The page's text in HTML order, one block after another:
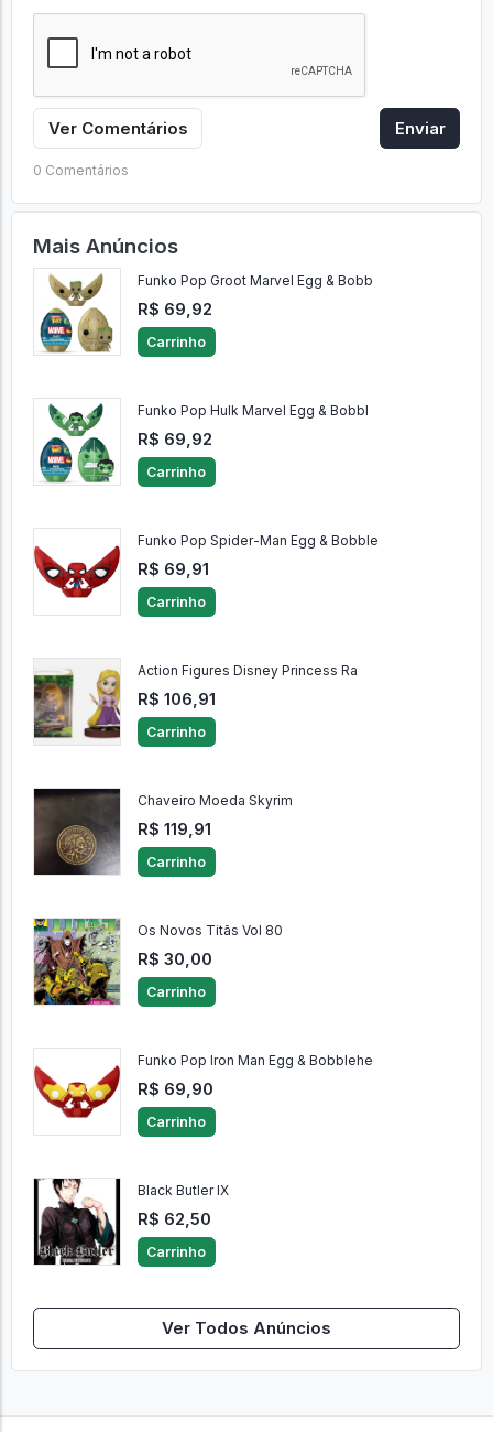
Ver Comentários Enviar
0 Comentários
Mais Anúncios
Funko Pop Groot Marvel Egg & Bobb
R$ 69,92
Carrinho
Funko Pop Hulk Marvel Egg & Bobbl
R$ 69,92
Carrinho
Funko Pop Spider-Man Egg & Bobble
R$ 69,91
Carrinho
Action Figures Disney Princess Ra
R$ 106,91
Carrinho
Chaveiro Moeda Skyrim
R$ 119,91
Carrinho
Os Novos Titãs Vol 80
R$ 30,00
Carrinho
Funko Pop Iron Man Egg & Bobblehe
R$ 69,90
Carrinho
Black Butler IX
R$ 62,50
Carrinho
Ver Todos Anúncios